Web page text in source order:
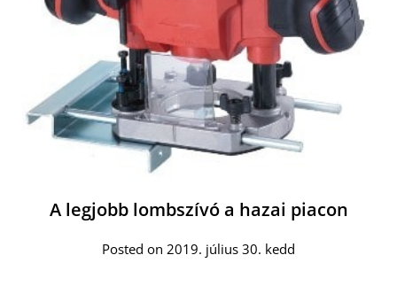
A legjobb lombszívó a hazai piacon
Posted on 2019. július 30. kedd